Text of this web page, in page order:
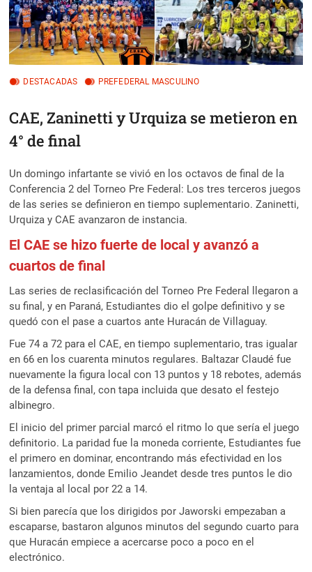
DESTACADAS PREFEDERAL MASCULINO
CAE, Zaninetti y Urquiza se metieron en
4° de final
Un domingo infartante se vivió en los octavos de final de la
Conferencia 2 del Torneo Pre Federal: Los tres terceros juegos
de las series se definieron en tiempo suplementario. Zaninetti,
Urquiza y CAE avanzaron de instancia.
El CAE se hizo fuerte de local y avanzó a
cuartos de final
Las series de reclasificación del Torneo Pre Federal llegaron a
su final, y en Paraná, Estudiantes dio el golpe definitivo y se
quedó con el pase a cuartos ante Huracán de Villaguay.
Fue 74 a 72 para el CAE, en tiempo suplementario, tras igualar
en 66 en los cuarenta minutos regulares. Baltazar Claudé fue
nuevamente la figura local con 13 puntos y 18 rebotes, además
de la defensa final, con tapa incluida que desato el festejo
albinegro.
El inicio del primer parcial marcó el ritmo lo que sería el juego
definitorio. La paridad fue la moneda corriente, Estudiantes fue
el primero en dominar, encontrando más efectividad en los
lanzamientos, donde Emilio Jeandet desde tres puntos le dio
la ventaja al local por 22 a 14.
Si bien parecía que los dirigidos por Jaworski empezaban a
escaparse, bastaron algunos minutos del segundo cuarto para
que Huracán empiece a acercarse poco a poco en el
electrónico.